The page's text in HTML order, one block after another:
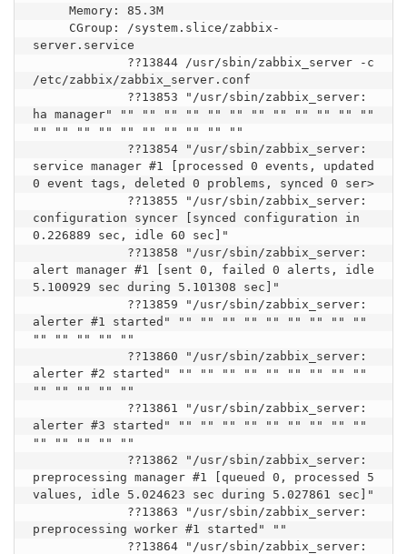
server.service
/etc/zabbix/zabbix_server.conf
ha manager" "" "" "" "" "" "" "" "" "" "" "" ""
"" "" "" "" "" "" "" "" "" ""
service manager #1 [processed 0 events, updated
0 event tags, deleted 0 problems, synced 0 ser>
configuration syncer [synced configuration in
0.226889 sec, idle 60 sec]"
alert manager #1 [sent 0, failed 0 alerts, idle
5.100929 sec during 5.101308 sec]"
alerter #1 started" "" "" "" "" "" "" "" "" ""
"" "" "" "" ""
alerter #2 started" "" "" "" "" "" "" "" "" ""
"" "" "" "" ""
alerter #3 started" "" "" "" "" "" "" "" "" ""
"" "" "" "" ""
preprocessing manager #1 [queued 0, processed 5
values, idle 5.024623 sec during 5.027861 sec]"
preprocessing worker #1 started" ""